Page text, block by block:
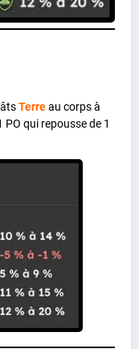
Terreau corps à
PO qui repousse de 1